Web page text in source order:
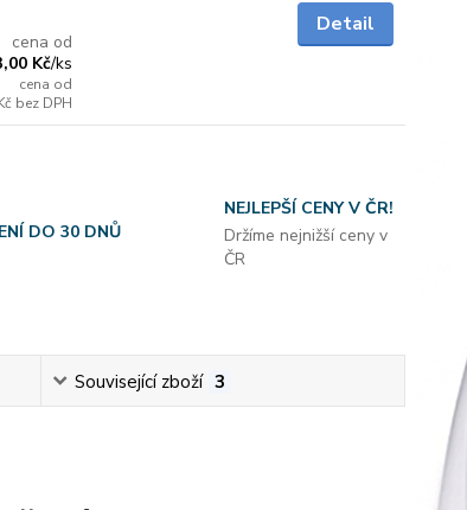
cena od
Kč/ks
cena od
bez DPH
Detail
DO 30 DNŮ
NEJLEPŠÍ CENY V ČR!
Držíme nejnižší ceny v
ČR
Související zboží 3